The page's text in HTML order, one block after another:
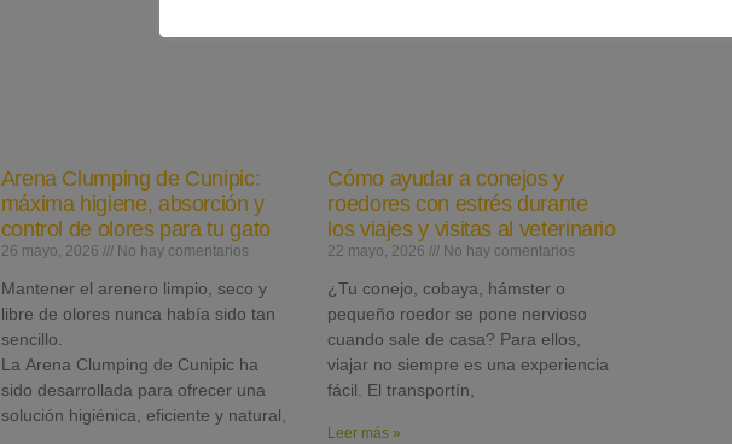
Arena Clumping de Cunipic:
máxima higiene, absorción y
control de olores para tu gato
26 mayo, 2026 No hay comentarios
Mantener el arenero limpio, seco y
libre de olores nunca había sido tan
sencillo.
La Arena Clumping de Cunipic ha
sido desarrollada para ofrecer una
solución higiénica, eficiente y natural,
Cómo ayudar a conejos y
roedores con estrés durante
los viajes y visitas al veterinario
22 mayo, 2026 No hay comentarios
¿Tu conejo, cobaya, hámster o
pequeño roedor se pone nervioso
cuando sale de casa? Para ellos,
viajar no siempre es una experiencia
fácil. El transportín,
Leer más »